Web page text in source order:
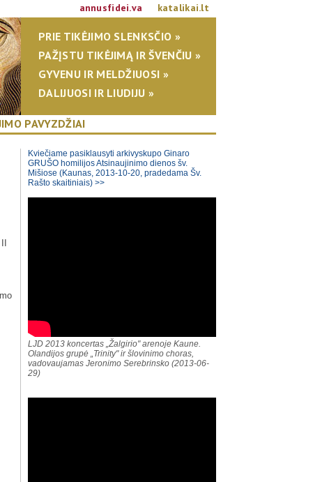
annusfidei.va katalikai.lt
PRIE TIKĖJIMO SLENKSČIO »
PAŽĮSTU TIKĖJIMĄ IR ŠVENČIU »
GYVENU IR MELDŽIUOSI »
DALIJUOSI IR LIUDIJU »
PAVYZDŽIAI
Kviečiame pasiklausyti arkivyskupo Ginaro
GRUŠO homilijos Atsinaujinimo dienos šv.
Mišiose (Kaunas, 2013-10-20, pradedama Šv.
Rašto skaitiniais) >>
LJD 2013 koncertas „Žalgirio" arenoje Kaune.
Olandijos grupė „Trinity" ir šlovinimo choras,
vadovaujamas Jeronimo Serebrinsko (2013-06-
29)